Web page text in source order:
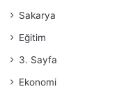
Sakarya
Eğitim
3. Sayfa
Ekonomi